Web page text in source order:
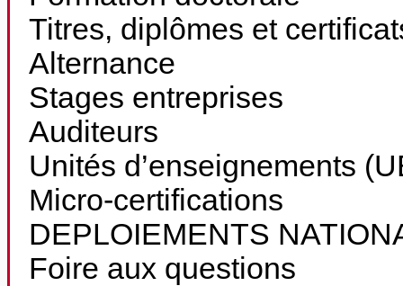
Titres, diplômes et
Alternance
Stages entreprises
Auditeurs
Unités d’enseignements
Micro-certifications
DEPLOIEMENTS
Foire aux questions